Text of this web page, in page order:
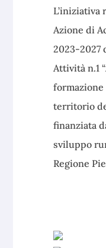
L’iniziativa
Azione di
2023-2027
Attività n.1
territorio
finanziata
sviluppo
Regione